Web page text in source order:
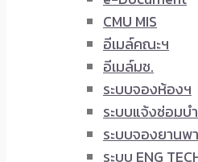
CMU MIS
อีเมล์คณะฯ
อีเมล์มช.
ระบบจองห้องฯ
ระบบแจ้งซ่อมบ
ระบบจองยานพ
ระบบ ENG